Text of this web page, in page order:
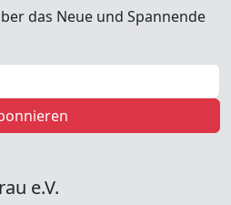
das Neue und Spannende
e.V.